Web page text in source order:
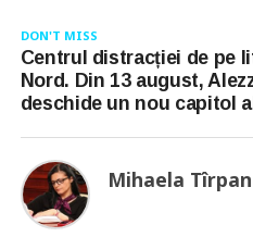
DON'T MISS
Centrul distracției de pe
Nord. Din 13 august,
deschide un nou capitol
Mihaela Tîrpan